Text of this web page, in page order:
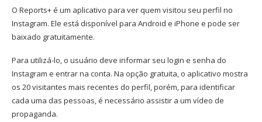
O Reports+ é um aplicativo para ver quem visitou seu perfil no
Instagram. Ele está disponível para Android e iPhone e pode ser
baixado gratuitamente.
Para utilizá-lo, o usuário deve informar seu login e senha do
Instagram e entrar na conta. Na opção gratuita, o aplicativo mostra
os 20 visitantes mais recentes do perfil, porém, para identificar
cada uma das pessoas, é necessário assistir a um vídeo de
propaganda.